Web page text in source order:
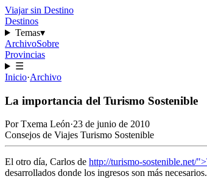
Viajar sin Destino
Destinos
Temas▾
ArchivoSobre
Provincias
☰
Inicio·Archivo
La importancia del Turismo Sostenible
PorTxema León·23 de junio de 2010
Consejos de Viajes Turismo Sostenible
El otro día, Carlos de http://turismo-sostenible.net/
desarrollados donde los ingresos son más necesarios.